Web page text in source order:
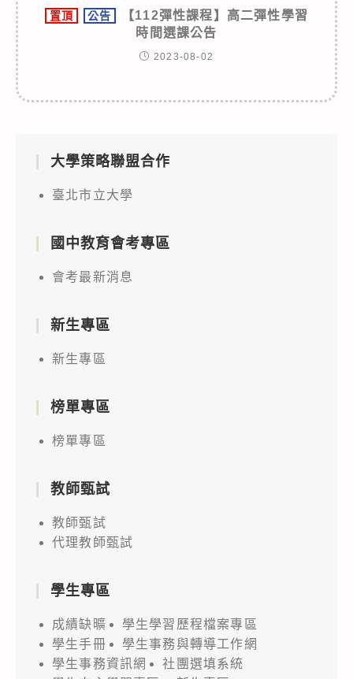
置頂 公告
【112彈性課程】高二彈性學習
時間選課公告
2023-08-02
大學策略聯盟合作
臺北市立大學
國中教育會考專區
會考最新消息
新生專區
新生專區
榜單專區
榜單專區
教師甄試
教師甄試
代理教師甄試
學生專區
成績缺曠
學生學習歷程檔案專區
學生手冊
學生事務與轉導工作網
學生事務資訊網
社團選填系統